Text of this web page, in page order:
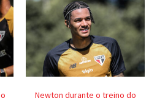
Newton durante o treino do